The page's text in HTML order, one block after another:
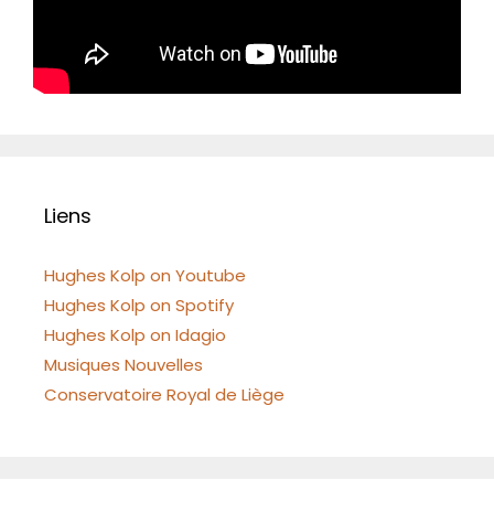
Liens
Hughes Kolp on Youtube
Hughes Kolp on Spotify
Hughes Kolp on Idagio
Musiques Nouvelles
Conservatoire Royal de Liège